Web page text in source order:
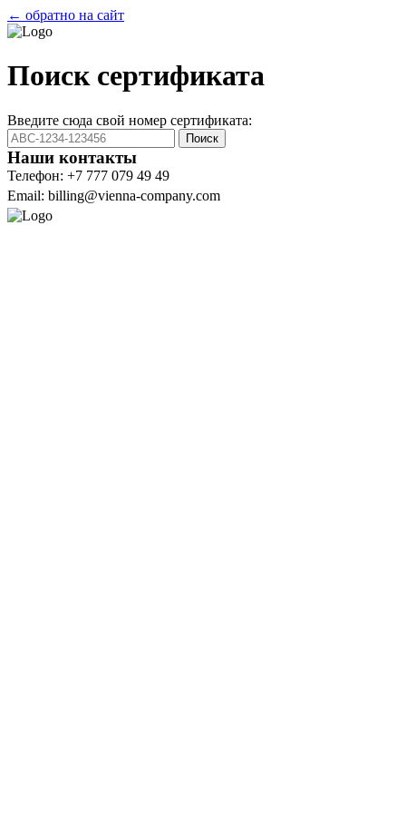
← обратно на сайт
Поиск сертификата
Введите сюда свой номер сертификата:
Поиск
Наши контакты
Телефон: +7 777 079 49 49
Email: billing@vienna-company.com